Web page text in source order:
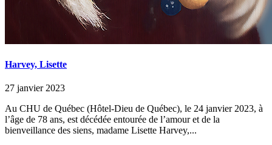
Harvey, Lisette
27 janvier 2023
Au CHU de Québec (Hôtel-Dieu de Québec), le 24 janvier 2023, à
l’âge de 78 ans, est décédée entourée de l’amour et de la
bienveillance des siens, madame Lisette Harvey,...